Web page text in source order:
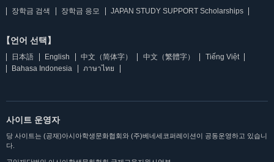
장학금 검색 장학금 응모 JAPAN STUDY SUPPORT Scholarships
【언어 선택】
日本語 English 中文（简体字） 中文（繁體字）
Tiếng Việt
Bahasa Indonesia
ภาษาไทย
사이트 운영자
당 사이트는 (공재)아시아학생문화협회와 (주)베네세코퍼레이션이 공동운영하고 있습니
다.